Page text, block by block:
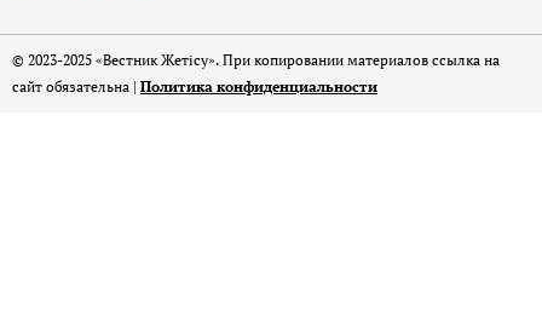
© 2023-2025 «Вестник Жетісу». При копировании материалов ссылка на
сайт обязательна | Политика конфиденциальности